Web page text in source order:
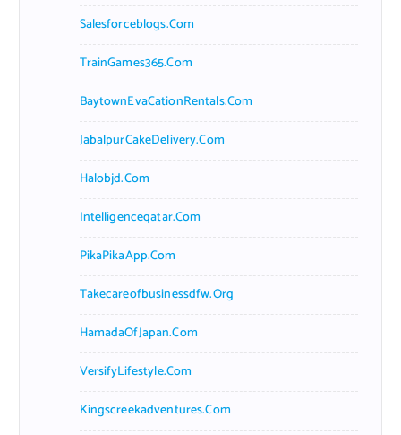
Salesforceblogs.com
TrainGames365.com
BaytownEvaCationRentals.com
JabalpurCakeDelivery.com
Halobjd.com
Intelligenceqatar.com
PikaPikaApp.com
Takecareofbusinessdfw.org
HamadaOfJapan.com
VersifyLifestyle.com
Kingscreekadventures.com